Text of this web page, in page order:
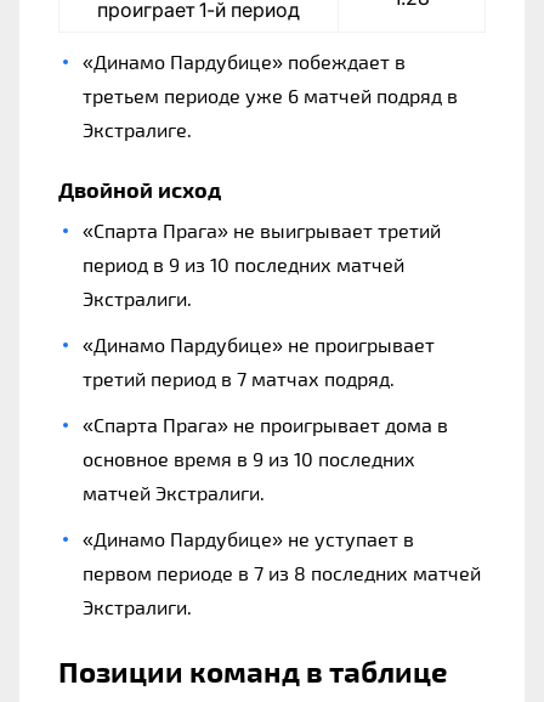
проиграет 1-й период
«Динамо Пардубице» побеждает в
третьем периоде уже 6 матчей подряд в
Экстралиге.
Двойной исход
«Спарта Прага» не выигрывает третий
период в 9 из 10 последних матчей
Экстралиги.
«Динамо Пардубице» не проигрывает
третий период в 7 матчах подряд.
«Спарта Прага» не проигрывает дома в
основное время в 9 из 10 последних
матчей Экстралиги.
«Динамо Пардубице» не уступает в
первом периоде в 7 из 8 последних матчей
Экстралиги.
Позиции команд в таблице